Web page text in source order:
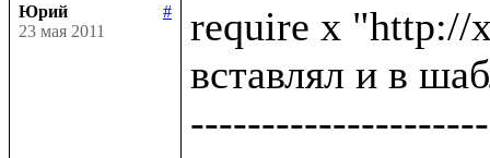
Юрий
#
23 мая 2011
require x "http://
вставлял и в